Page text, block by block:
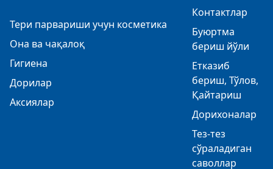
Тери парвариши учун косметика
Она ва чақалоқ
Гигиена
Дорилар
Аксиялар
Контактлар
Буюртма
бериш йўли
Етказиб
бериш, Тўлов,
Қайтариш
Дорихоналар
Тез-тез
сўраладиган
саволлар